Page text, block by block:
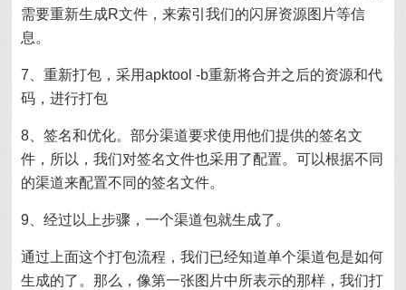
需要重新生成R文件，来索引我们的闪屏资源图片等信
息。
7、重新打包，采用apktool -b重新将合并之后的资源和代
码，进行打包
8、签名和优化。部分渠道要求使用他们提供的签名文
件，所以，我们对签名文件也采用了配置。可以根据不同
的渠道来配置不同的签名文件。
9、经过以上步骤，一个渠道包就生成了。
通过上面这个打包流程，我们已经知道单个渠道包是如何
生成的了。那么，像第一张图片中所表示的那样，我们打